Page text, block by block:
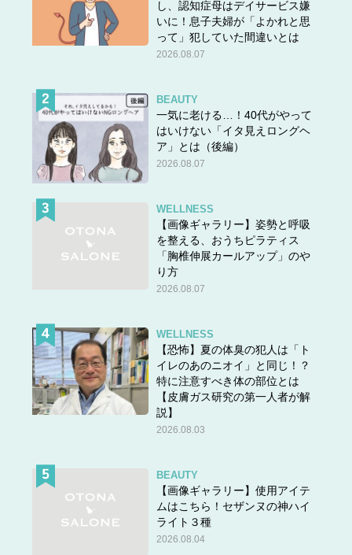
し、認知症母はデイサービス嫌
いに！息子夫婦が「よかれと思
って」犯していた間違いとは
2026.08.07
BEAUTY
一気に老ける…！40代がやって
はいけない「イタ見えロングヘ
ア」とは（後編）
2026.08.07
WELLNESS
【画像ギャラリー】姿勢と呼吸
を整える、おうちピラティス
「胸椎伸展カールアップ」のや
り方
2026.08.07
WELLNESS
【恐怖】夏の体臭の犯人は「ト
イレのあのニオイ」と同じ！？
特に注意すべき体の部位とは
【皮膚ガス研究の第一人者が解
説】
2026.08.03
BEAUTY
【画像ギャラリー】使用アイテ
ムはこちら！セザンヌの神ハイ
ライト３種
2026.08.04